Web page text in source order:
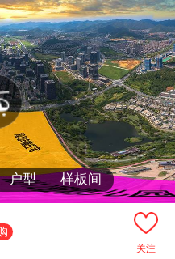
户型 样板间
关注